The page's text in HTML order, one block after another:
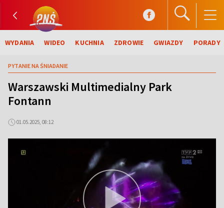
WYDANIA WIDEO KUCHNIA ZDROWIE GWIAZDY PORADY
PYTANIE NA ŚNIADANIE
Warszawski Multimedialny Park
Fontann
01.05.2025, 08:12